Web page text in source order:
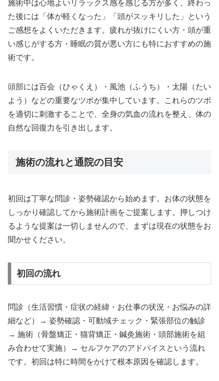
施術中は心地よいリラックス感を感じる方が多く、終わっ
た後には「体が軽くなった」「頭がスッキリした」という
ご感想をよくいただきます。疲れが抜けにくい方・頭が重
い感じがする方・睡眠の質が悪い方にも特におすすめの施
術です。
頭部には百会（ひゃくえ）・風池（ふうち）・太陽（たい
よう）などの重要なツボが集中しています。これらのツボ
を適切に刺激することで、全身の気血の流れを整え、体の
自然な回復力を引き出します。
施術の流れと通院の目安
初回は丁寧な問診・姿勢確認から始めます。お体の状態を
しっかり確認してから施術計画をご提案します。押しつけ
るような提案は一切しませんので、まずは現在の状態をお
聞かせください。
初回の流れ
問診（生活習慣・症状の経緯・お仕事の状況・お悩みの詳
細など）→ 姿勢確認・可動域チェック・緊張部位の触診
→ 施術（骨盤矯正・猫背矯正・鍼灸施術・頭部施術を組
み合わせて実施）→ セルフケアのアドバイスという流れ
です。初回は特に時間をかけて根本原因を確認します。